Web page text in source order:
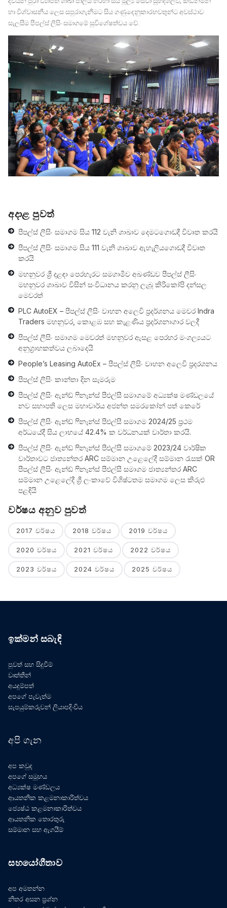
හා විශ්වාසනීය ලෙස සපුරාගැනීමට සිය ගණුදෙනුකාරභවතුන්ට අවස්ථාව
සැලසීම පීපල්ස් ලීසිං සමාගමේ සුවිශේෂත්වය වේ.
අදාළ පුවත්
පීපල්ස් ලීසිං සමාගම සිය 112 වැනි ශාඛාව දෙමටගොඩදී විවෘත කරයි
පීපල්ස් ලීසිං සමාගම සිය 111 වැනි ශාඛාව ඇහැලියගොඩදී විවෘත
කරයි
මහනුවර ශ්‍රී දළඳා පෙරහැරට සමගාමීව අඛණ්ඩව පීපල්ස් ලීසිං
මහනුවර ශාඛාව විසින් සංවිධානය කරනු ලැබූ කිරිකෝපි දන්සල
මෙවරත්
PLC AutoEX – පීපල්ස් ලීසිං වාහන අලෙවි ප‍්‍රදර්ශනය මෙවර Indra
Traders මහනුවර, කොළඹ සහ කැළණිය ප‍්‍රදර්ශනාගාර වලදී
පීපල්ස් ලීසිං සමාගම මෙවරත් මහනුවර ඇසළ පෙරහර මංගල්‍යයට
අනුග්‍රාහකත්වය ලබාදෙයි
People’s Leasing AutoEx – පීපල්ස් ලීසිං වාහන අලෙවි ප‍්‍රදරශනය
පීපල්ස් ලීසිං කාන්තා දින සැමරුම
පීපල්ස් ලීසිං ඇන්ඩ් ෆිනෑන්ස් පීඑල්සී සමාගමේ අධ්‍යක්ෂ මණ්ඩලයේ
නව සභාපති ලෙස මහාචාර්ය අජන්ත සමරකෝන් පත් කෙරේ
පීපල්ස් ලීසිං ඇන්ඩ් ෆිනෑන්ස් පීඑල්සී සමාගම 2024/25 ප්‍රථම
අර්ධයේදී සිය ලාභයේ 42.4% ක වර්ධනයක් වාර්තා කරයි.
පීපල්ස් ලීසිං ඇන්ඩ් ෆිනෑන්ස් පීඑල්සී සමාගමේ 2023/24 වාර්ෂික
වාර්තාවට ජාත්‍යන්තර ARC සම්මාන උළෙලේදී සම්මාන රැසක් OR
පීපල්ස් ලීසිං ඇන්ඩ් ෆිනෑන්ස් පීඑල්සී සමාගම ජාත්‍යන්තර ARC
සම්මාන උළෙලේදී ශ්‍රී ලංකාවේ විශිෂ්ටතම සමාගම ලෙස කිරුළු
පළඳියි
වර්ෂය අනුව පුවත්
2017 වර්ෂය 2018 වර්ෂය 2019 වර්ෂය
2020 වර්ෂය 2021 වර්ෂය 2022 වර්ෂය
2023 වර්ෂය 2024 වර්ෂය 2025 වර්ෂය
ඉක්මන් සබැඳි
පුවත් සහ සිදුවීම්
වෘත්තීන්
අයදුම්පත්
අපගේ පැවැත්ම
සැපයුම්කරුවන් ලියාපදිංචිය
අපි ගැන
අප කවුද
අපගේ සමූහය
අධ්‍යක්ෂ මණ්ඩලය
ආයතනික කළමනාකාරිත්වය
ජ්‍යෙෂ්ඨ කළමනාකාරිත්වය
ආයතනික තොරතුරු
සම්මාන සහ ඇගයීම්
සහයෝගීතාව
අප අමතන්න
නිතර අසන ප්‍රශ්න